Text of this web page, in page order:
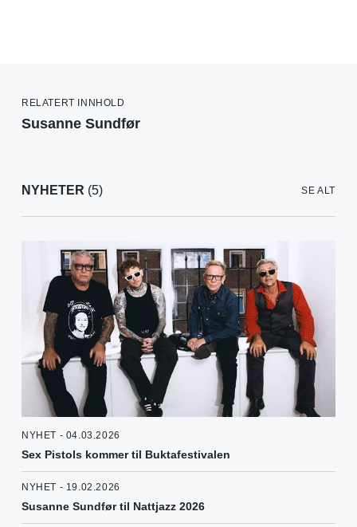
RELATERT INNHOLD
Susanne Sundfør
NYHETER (5) SE ALT
NYHET - 04.03.2026
Sex Pistols kommer til Buktafestivalen
NYHET - 19.02.2026
Susanne Sundfør til Nattjazz 2026